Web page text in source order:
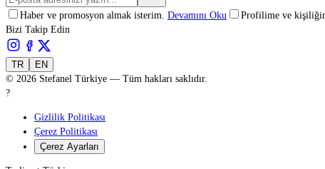
Haber ve promosyon almak isterim. Devamını Oku Profilime ve
Bizi Takip Edin
TR
EN
© 2026 Stefanel Türkiye — Tüm hakları saklıdır.
?
Gizlilik Politikası
Çerez Politikası
Çerez Ayarları